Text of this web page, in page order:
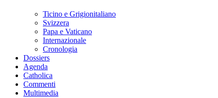
Ticino e Grigionitaliano
Svizzera
Papa e Vaticano
Internazionale
Cronologia
Dossiers
Agenda
Catholica
Commenti
Multimedia